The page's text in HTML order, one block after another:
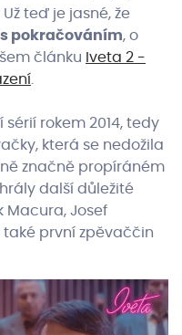
teď je jasné, že
pokračováním, o
článku Iveta 2 -
rokem 2014, tedy
která se nedožila
značně propíráném
další důležité
Macura, Josef
také první zpěvaččin